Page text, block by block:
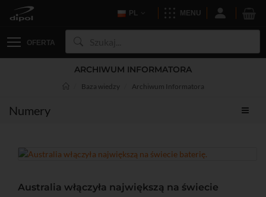
PL MENU
OFERTA
ARCHIWUM INFORMATORA
Baza wiedzy Archiwum Informatora
Numery
Australia włączyła największą na świecie